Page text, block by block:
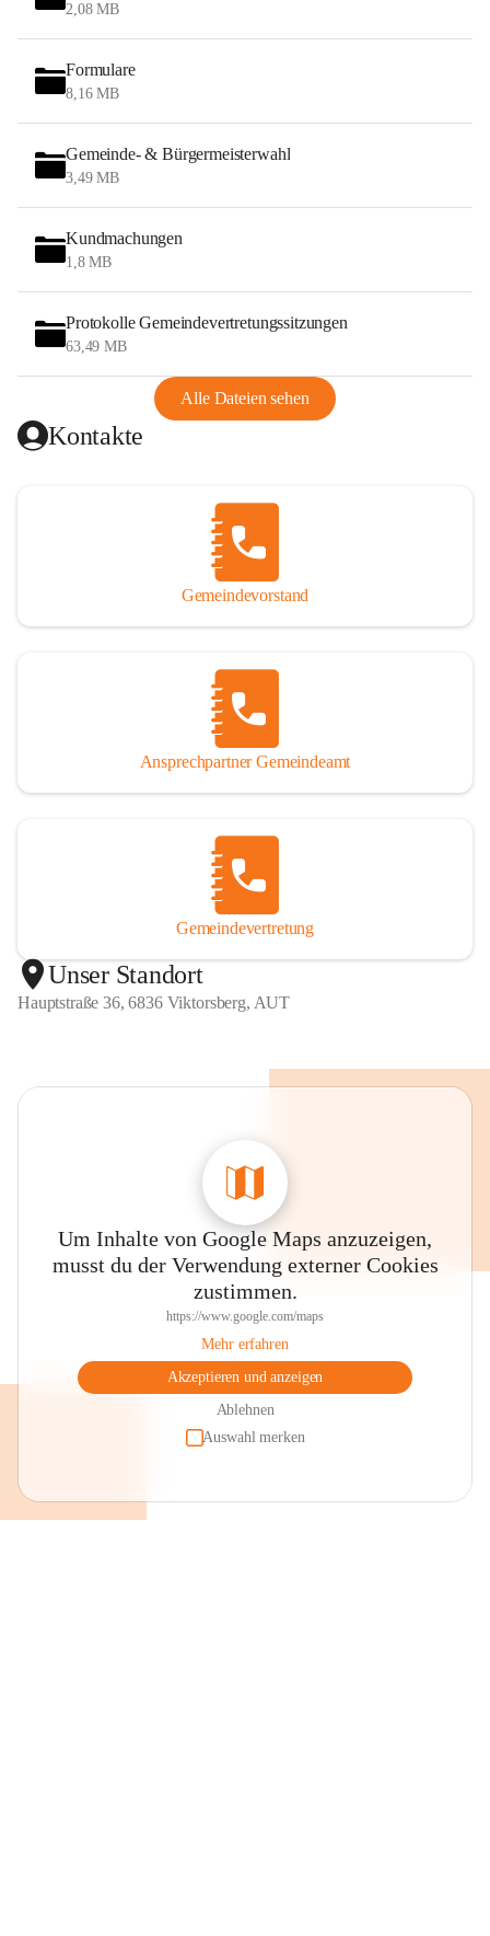
2,08 MB
Formulare
8,16 MB
Gemeinde- & Bürgermeisterwahl
3,49 MB
Kundmachungen
1,8 MB
Protokolle Gemeindevertretungssitzungen
63,49 MB
Alle Dateien sehen
Kontakte
Gemeindevorstand
Ansprechpartner Gemeindeamt
Gemeindevertretung
Unser Standort
Hauptstraße 36, 6836 Viktorsberg, AUT
Um Inhalte von Google Maps anzuzeigen,
musst du der Verwendung externer Cookies
zustimmen.
https://www.google.com/maps
Mehr erfahren
Akzeptieren und anzeigen
Ablehnen
Auswahl merken